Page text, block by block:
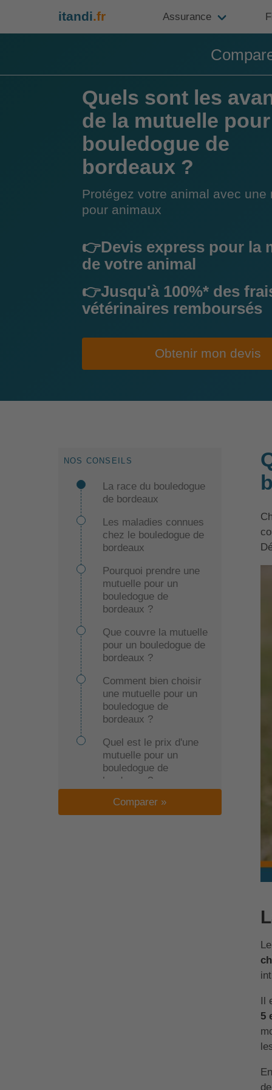
itandi.fr Assurance
Quels sont les
de la mutuelle
bouledogue de
bordeaux ?
Protégez votre animal avec une
pour animaux
👉Devis express pour la
de votre animal
👉Jusqu'à 100%* des
vétérinaires remboursés
Obtenir mon devis
NOS CONSEILS
La race du bouledogue
de bordeaux
Les maladies connues
chez le bouledogue de
bordeaux
Pourquoi prendre une
mutuelle pour un
bouledogue de
bordeaux ?
Que couvre la mutuelle
pour un bouledogue de
bordeaux ?
Comment bien choisir
une mutuelle pour un
bouledogue de
bordeaux ?
Quel est le prix d'une
mutuelle pour un
bouledogue de
bordeaux ?
Comparer »
Il
5